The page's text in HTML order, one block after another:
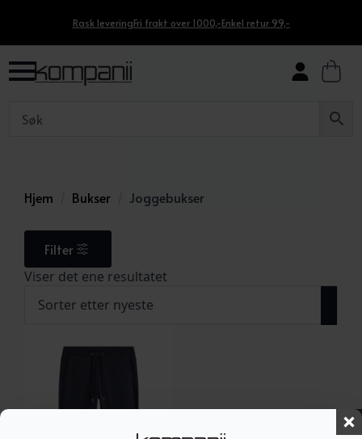
Rask leveringFri frakt over 1000,-Enkel retur 99,-
Hjem Bukser Joggebukser
Filter
Viser det ene resultatet